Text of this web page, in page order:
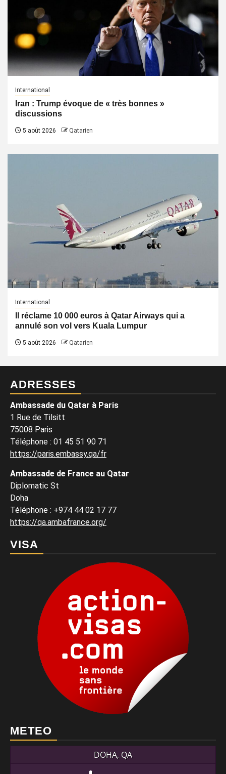
International
Iran : Trump évoque de « très bonnes »
discussions
5 août 2026 Qatarien
International
Il réclame 10 000 euros à Qatar Airways qui a
annulé son vol vers Kuala Lumpur
5 août 2026 Qatarien
ADRESSES
Ambassade du Qatar à Paris
1 Rue de Tilsitt
75008 Paris
Téléphone : 01 45 51 90 71
https://paris.embassy.qa/fr
Ambassade de France au Qatar
Diplomatic St
Doha
Téléphone : +974 44 02 17 77
https://qa.ambafrance.org/
VISA
METEO
DOHA, QA